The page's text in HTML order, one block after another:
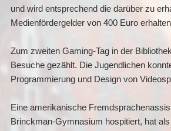
und wird entsprechend die darüber zu
Medienfördergelder von 400 Euro
Zum zweiten Gaming-Tag in der
Besuche gezählt. Die Jugendlichen
Programmierung und Design von
Eine amerikanische
Brinckman-Gymnasium hospitiert, hat